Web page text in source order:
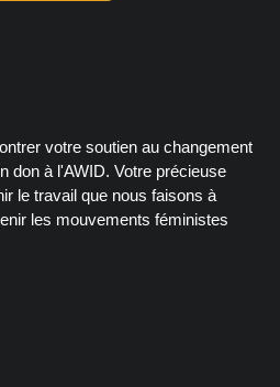
votre soutien au changement
don à l'AWID. Votre précieuse
le travail que nous faisons à
les mouvements féministes